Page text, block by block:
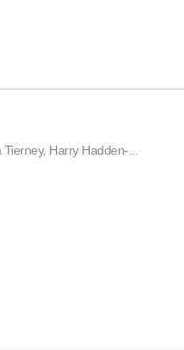
Harry Hadden-...